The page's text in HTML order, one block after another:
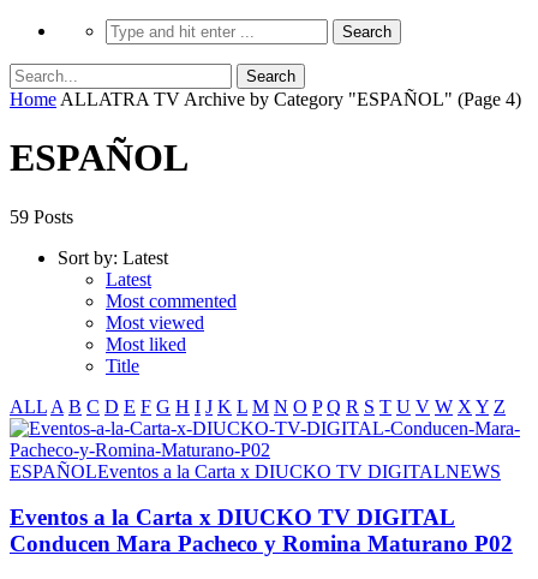
Home ALLATRA TV Archive by Category "ESPAÑOL" (Page 4)
ESPAÑOL
59 Posts
Sort by: Latest
Latest
Most commented
Most viewed
Most liked
Title
ALL A B C D E F G H I J K L M N O P Q R S T U V W X Y Z
ESPAÑOLEventos a la Carta x DIUCKO TV DIGITALNEWS
Eventos a la Carta x DIUCKO TV DIGITAL
Conducen Mara Pacheco y Romina Maturano P02